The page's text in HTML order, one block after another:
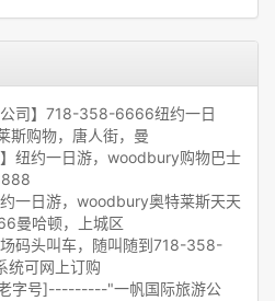
公司】718-358-6666纽约一日
斯购物，唐人街，曼
】纽约一日游，woodbury购物巴士
约一日游，woodbury奥特莱斯天天
曼哈顿，上城区
场码头叫车，随叫随到718-358-
统可网上订购
字号]---------"一帆国际旅游公